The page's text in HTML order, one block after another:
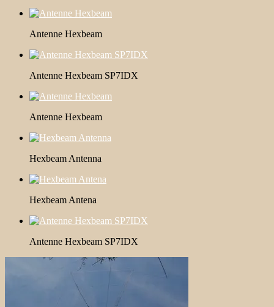
Antenne Hexbeam
Antenne Hexbeam SP7IDX
Antenne Hexbeam
Hexbeam Antenna
Hexbeam Antena
Antenne Hexbeam SP7IDX